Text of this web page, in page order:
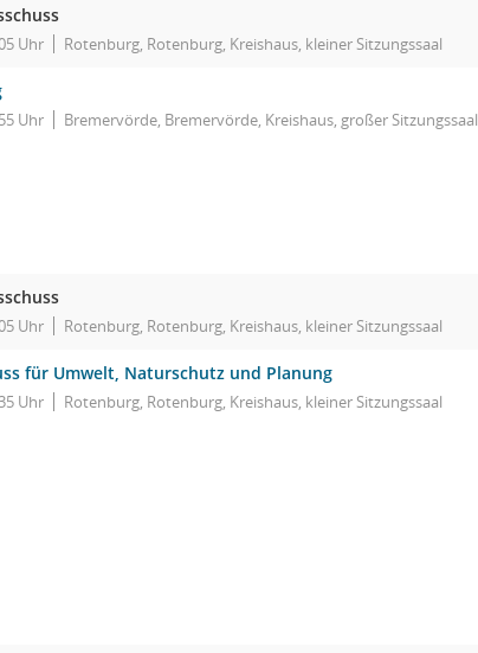
Uhr Rotenburg, Rotenburg, Kreishaus, kleiner Sitzungssaal
Uhr Bremervörde, Bremervörde, Kreishaus, großer Sitzungssaal
Uhr Rotenburg, Rotenburg, Kreishaus, kleiner Sitzungssaal
für Umwelt, Naturschutz und Planung
Uhr Rotenburg, Rotenburg, Kreishaus, kleiner Sitzungssaal